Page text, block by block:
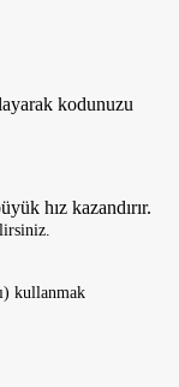
kodunuzu
hız kazandırır.
kullanmak